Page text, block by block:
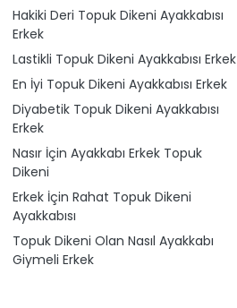
Hakiki Deri Topuk Dikeni Ayakkabısı
Erkek
Lastikli Topuk Dikeni Ayakkabısı Erkek
En İyi Topuk Dikeni Ayakkabısı Erkek
Diyabetik Topuk Dikeni Ayakkabısı
Erkek
Nasır İçin Ayakkabı Erkek Topuk
Dikeni
Erkek İçin Rahat Topuk Dikeni
Ayakkabısı
Topuk Dikeni Olan Nasıl Ayakkabı
Giymeli Erkek